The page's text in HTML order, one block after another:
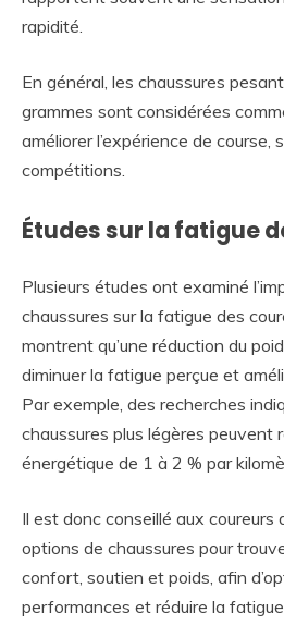
rapidité.
En général, les chaussures
grammes sont considérées
améliorer l’expérience de course,
compétitions.
Études sur la fatigue
Plusieurs études ont examiné
chaussures sur la fatigue des
montrent qu’une réduction du
diminuer la fatigue perçue et
Par exemple, des recherches
chaussures plus légères peuvent
énergétique de 1 à 2 % par
Il est donc conseillé aux
options de chaussures pour
confort, soutien et poids, afin
performances et réduire la